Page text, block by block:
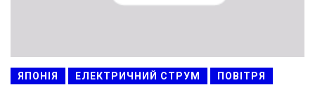
ЯПОНІЯ ЕЛЕКТРИЧНИЙ СТРУМ ПОВІТРЯ